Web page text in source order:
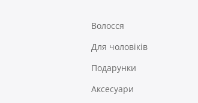
Волосся
Для чоловіків
Подарунки
Аксесуари